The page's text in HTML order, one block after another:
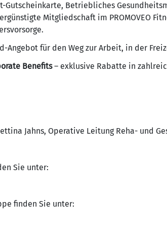
Gutscheinkarte, Betriebliches
Mitgliedschaft im PROMOVEO
Angebot für den Weg zur Arbeit, in der
Benefits– exklusive Rabatte in
Jahns, Operative Leitung Reha- und
Sie unter:
finden Sie unter: